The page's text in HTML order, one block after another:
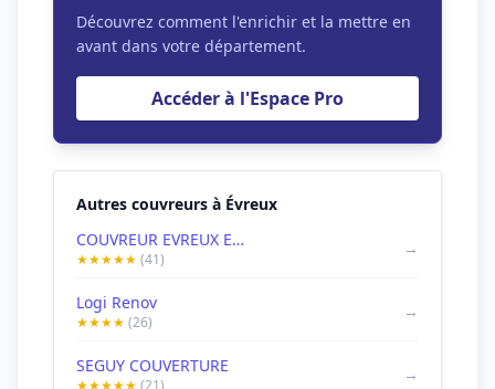
Découvrez comment l'enrichir et la mettre en
avant dans votre département.
Accéder à l'Espace Pro
Autres couvreurs à Évreux
COUVREUR EVREUX ENTREPRISE DE COUVERTURE ANET COUVREUR SAINT ANDRÉ DE L'EURE 27 28 INTERVENTION D'URGENCE FUITE
★★★★★ (41)
→
Logi Renov
★★★★ (26)
→
SEGUY COUVERTURE
★★★★★ (21)
→